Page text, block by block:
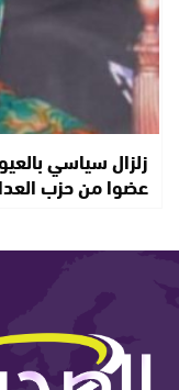
عضوا من حزب